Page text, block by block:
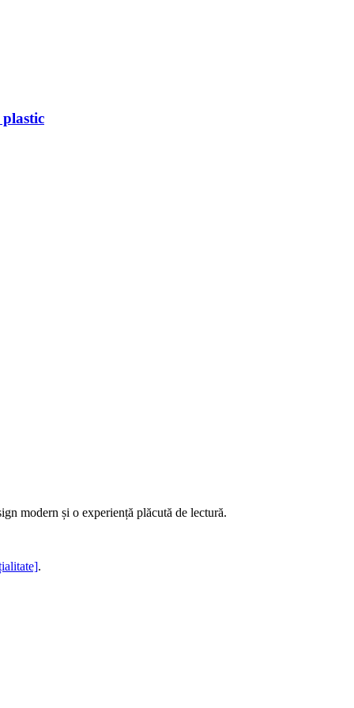
modern și o experiență plăcută de lectură.
.